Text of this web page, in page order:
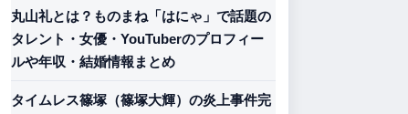
丸山礼とは？ものまね「はにゃ」で話題の
タレント・女優・YouTuberのプロフィー
ルや年収・結婚情報まとめ
タイムレス篠塚（篠塚大輝）の炎上事件完